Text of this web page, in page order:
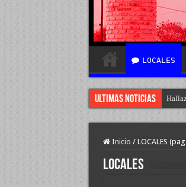
LOCALES
Ultimas Noticias
Inicio / LOCALES
LOCALES